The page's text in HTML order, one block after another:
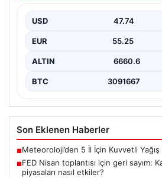
Altın, dolar, hisse senetleri ve
USD 47.74
EUR 55.25
ALTIN 6660.6
BTC 3091667
Son Eklenen Haberler
■Meteoroloji’den 5 İl İçin Kuvvetli Yağış
■FED Nisan toplantısı için geri sayım:
piyasaları nasıl etkiler?